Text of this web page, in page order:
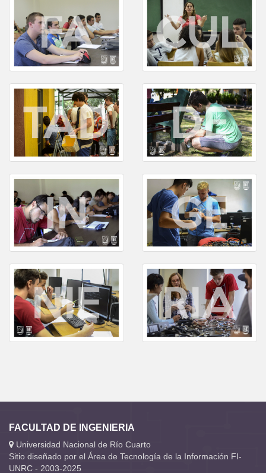
FACULTAD DE INGENIERIA
Universidad Nacional de Río Cuarto
Sitio diseñado por el Área de Tecnología de la Información FI-
UNRC - 2003-2025